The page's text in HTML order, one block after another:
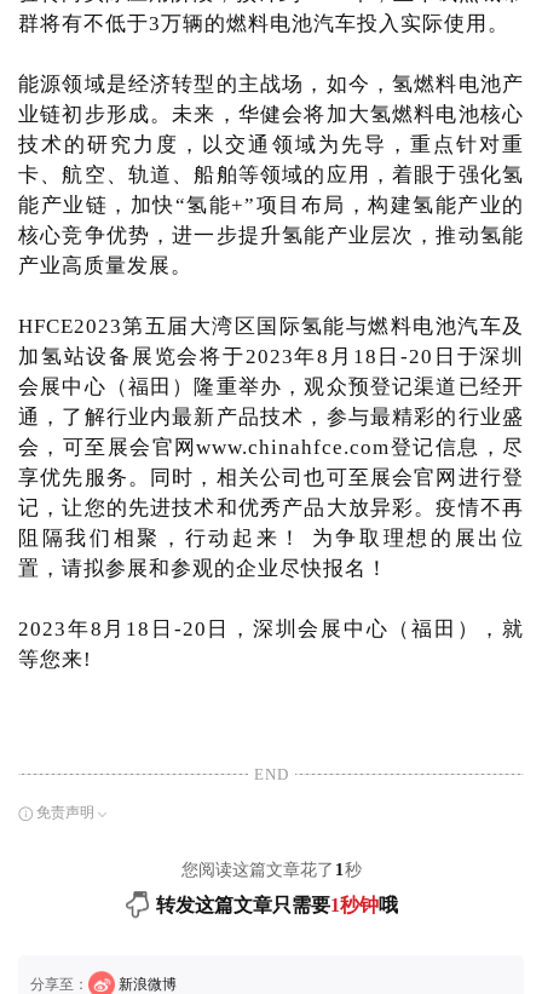
群将有不低于3万辆的燃料电池汽车投入实际使用。
能源领域是经济转型的主战场，如今，氢燃料电池产
业链初步形成。未来，华健会将加大氢燃料电池核心
技术的研究力度，以交通领域为先导，重点针对重
卡、航空、轨道、船舶等领域的应用，着眼于强化氢
能产业链，加快“氢能+”项目布局，构建氢能产业的
核心竞争优势，进一步提升氢能产业层次，推动氢能
产业高质量发展。
HFCE2023第五届大湾区国际氢能与燃料电池汽车及
加氢站设备展览会将于2023年8月18日-20日于深圳
会展中心（福田）隆重举办，观众预登记渠道已经开
通，了解行业内最新产品技术，参与最精彩的行业盛
会，可至展会官网www.chinahfce.com登记信息，尽
享优先服务。同时，相关公司也可至展会官网进行登
记，让您的先进技术和优秀产品大放异彩。疫情不再
阻隔我们相聚，行动起来！ 为争取理想的展出位
置，请拟参展和参观的企业尽快报名！
2023年8月18日-20日，深圳会展中心（福田），就
等您来!
END
免责声明
您阅读这篇文章花了 1秒
转发这篇文章只需要1秒钟哦
分享至： 新浪微博